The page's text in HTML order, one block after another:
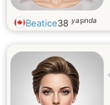
Beatice38 yaşında